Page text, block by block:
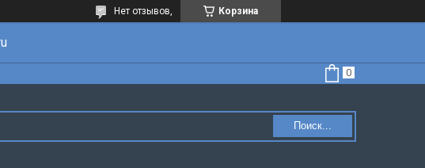
Корзина
Нет отзывов,
Поиск...